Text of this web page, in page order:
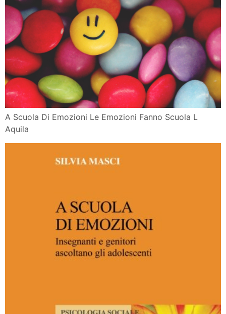
A Scuola Di Emozioni Le Emozioni Fanno Scuola L
Aquila